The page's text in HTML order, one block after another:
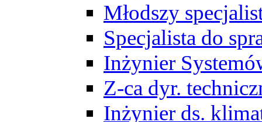
Młodszy
Specjalista do
Inżynier
Z-ca dyr.
Inżynier ds.